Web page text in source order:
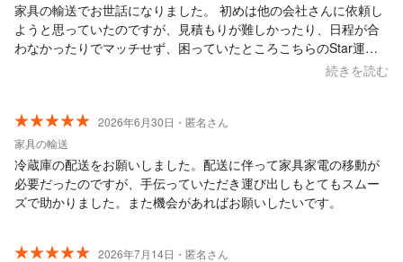
家具の輸送でお世話になりました。 初めは他の会社さんに依頼し
ようと思っていたのですが、見積もりが難しかったり、日程が合
わなかったりでマッチせず、困っていたところこちらのStar運送
さんを見つけ、連絡してみました。見積もりのやりとりも分かり
っても優しく、安心してお任せすることができました。 困ってお
られる方、とておおすすめの会社さんです。 また機会があればお
願いしたいです。ありがとうございました。
続きを読む
2026年6月30日・匿名さん
家具の輸送
冷蔵庫の配送をお願いしました。配送に伴って家具家電の移動が
必要だったのですが、手伝っていただき運び出しもとてもスムー
ズで助かりました。また機会があればお願いしたいです。
2026年7月14日・匿名さん